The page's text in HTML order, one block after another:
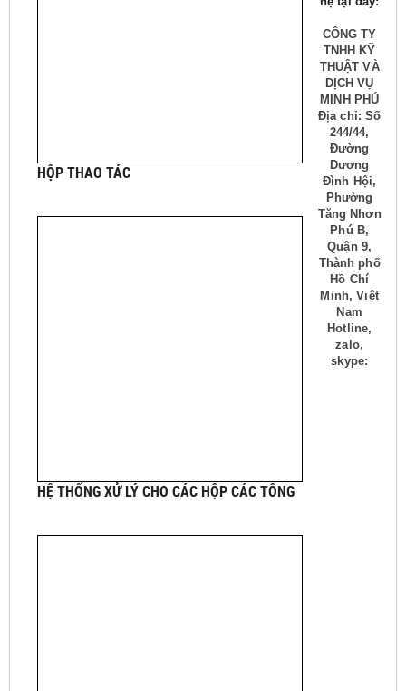
HỘP THAO TÁC
HỆ THỐNG XỬ LÝ CHO CÁC HỘP CÁC TÔNG
CÔNG TY
TNHH KỸ
THUẬT VÀ
DỊCH VỤ
MINH PHÚ
Địa chỉ: Số
244/44,
Đường
Dương
Đình Hội,
Phường
Tăng Nhơn
Phú B,
Quận 9,
Thành phố
Hồ Chí
Minh, Việt
Nam
Hotline,
zalo,
skype: